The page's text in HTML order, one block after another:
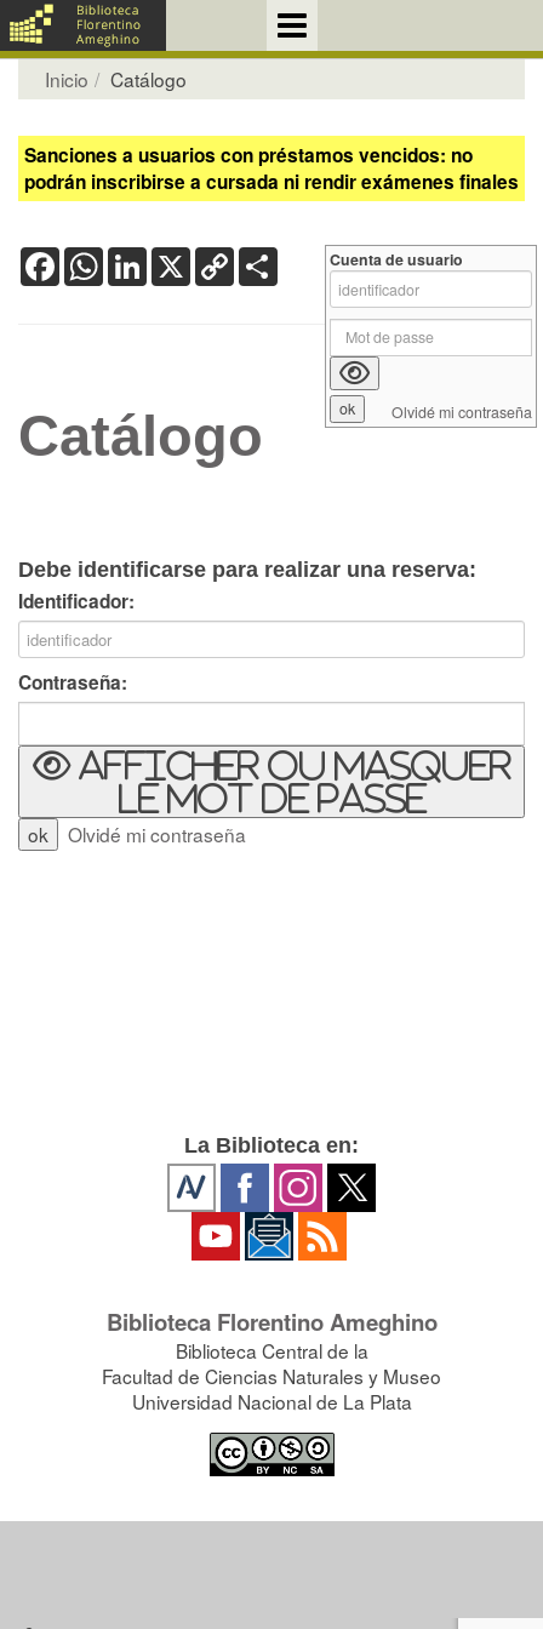
Inicio Catálogo
Sanciones a usuarios con préstamos vencidos: no
podrán inscribirse a cursada ni rendir exámenes finales
FacebookWhatsApp
LinkedIn
X Copy
Link
Catálogo
Debe identificarse para realizar una reserva:
Identificador:
Contraseña:
Afficher ou masquer
le mot de passe
Olvidé mi contraseña
Cuenta de usuario
Olvidé mi contraseña
La Biblioteca en:
Biblioteca Florentino Ameghino
Biblioteca Central de la
Facultad de Ciencias Naturales y Museo
Universidad Nacional de La Plata